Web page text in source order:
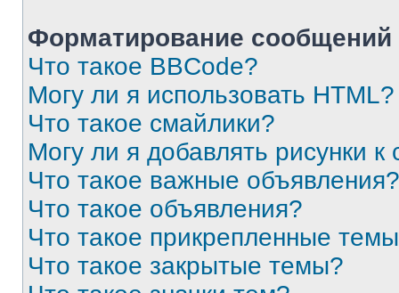
Форматирование
Что такое BBCode?
Могу ли я использовать HTML?
Что такое смайлики?
Могу ли я добавлять рисунки
Что такое важные объявления?
Что такое объявления?
Что такое прикрепленные
Что такое закрытые темы?